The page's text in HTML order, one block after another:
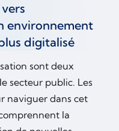
environnement
digitalisé
sont deux
secteur public. Les
naviguer dans cet
la